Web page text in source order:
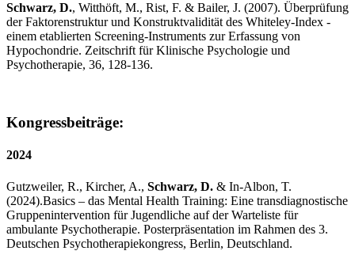
Schwarz, D., Witthöft, M., Rist, F. & Bailer, J. (2007). Überprüfung
der Faktorenstruktur und Konstruktvalidität des Whiteley-Index -
einem etablierten Screening-Instruments zur Erfassung von
Hypochondrie. Zeitschrift für Klinische Psychologie und
Psychotherapie, 36, 128-136.
Kongressbeiträge:
2024
Gutzweiler, R., Kircher, A., Schwarz, D. & In-Albon, T.
(2024).Basics – das Mental Health Training: Eine transdiagnostische
Gruppenintervention für Jugendliche auf der Warteliste für
ambulante Psychotherapie. Posterpräsentation im Rahmen des 3.
Deutschen Psychotherapiekongress, Berlin, Deutschland.